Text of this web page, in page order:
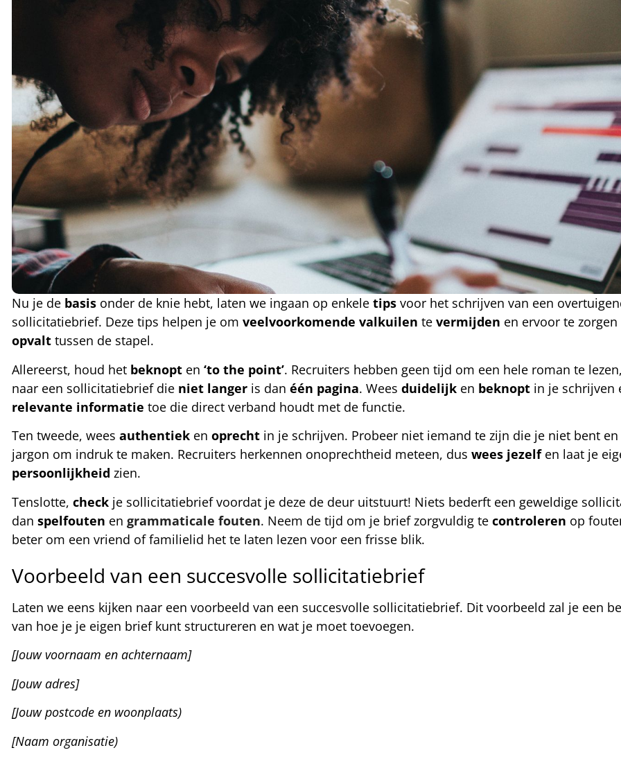
Nu je de basisonder de knie hebt, laten we ingaan op enkele tipsvoor het schrijven van een
sollicitatiebrief. Deze tips helpen je om veelvoorkomende valkuilen te vermijden en ervoor te
opvalttussen de stapel.
Allereerst, houd het beknopten ‘to the point’. Recruiters hebben geen tijd om een hele roman te
naar een sollicitatiebrief die niet langeris dan één pagina. Wees duidelijken beknoptin je schrijven
relevante informatie toe die direct verband houdt met de functie.
Ten tweede, wees authentieken oprechtin je schrijven. Probeer niet iemand te zijn die je niet bent en
jargon om indruk te maken. Recruiters herkennen onoprechtheid meteen, dus wees jezelfen laat je
persoonlijkheid zien.
Tenslotte, checkje sollicitatiebrief voordat je deze de deur uitstuurt! Niets bederft een geweldige
dan spelfouten en grammaticale fouten. Neem de tijd om je brief zorgvuldig te controleren op
beter om een vriend of familielid het te laten lezen voor een frisse blik.
Voorbeeld van een succesvolle sollicitatiebrief
Laten we eens kijken naar een voorbeeld van een succesvolle sollicitatiebrief. Dit voorbeeld zal je een
van hoe je je eigen brief kunt structureren en wat je moet toevoegen.
[Jouw voornaam en achternaam]
[Jouw adres]
[Jouw postcode en woonplaats)
[Naam organisatie)